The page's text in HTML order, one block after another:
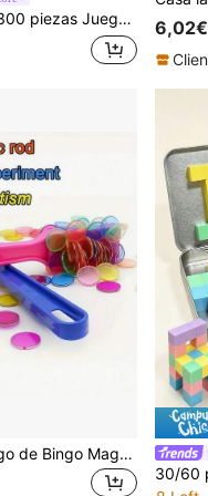
de cubos magnéticos, adecuados para regalos de Halloween, Navidad, cumpleaños, juguetes sensoriales STEM para niños de 3+ años 6,02€
1/2/4 piezas Juego de Bingo Magnético, 100 piezas Discos Redondos Magnéticos (Colores Aleatorios), 7 Varitas Magnéticas de Diferentes Colores, Adecuado para Juegos de Grupo Grande, Noches Familiares, Actividades Sensoriales